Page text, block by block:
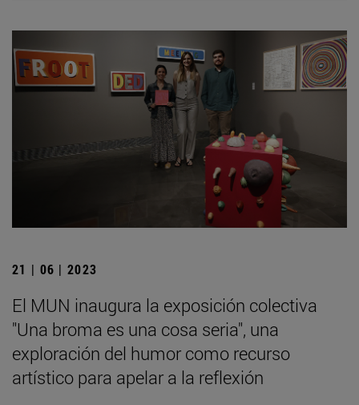
21 | 06 | 2023
El MUN inaugura la exposición colectiva
"Una broma es una cosa seria", una
exploración del humor como recurso
artístico para apelar a la reflexión